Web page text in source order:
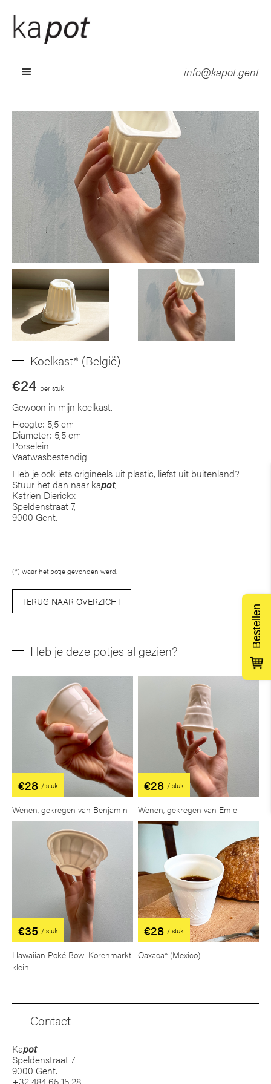
info@kapot.gent
Koelkast* (België)
€24 per stuk
Gewoon in mijn koelkast.
Hoogte: 5,5 cm
Diameter: 5,5 cm
Porselein
Vaatwasbestendig
Heb je ook iets origineels uit plastic, liefst uit buitenland?
Stuur het dan naar kapot,
Katrien Dierickx
Speldenstraat 7,
9000 Gent.
(*) waar het potje gevonden werd.
TERUG NAAR OVERZICHT
Heb je deze potjes al gezien?
€28 / stuk
Wenen, gekregen van Benjamin
€28 / stuk
Wenen, gekregen van Emiel
€35 / stuk
Hawaiian Poké Bowl Korenmarkt
klein
€28 / stuk
Oaxaca* (Mexico)
Contact
Kapot
Speldenstraat 7
9000 Gent.
Bestellen